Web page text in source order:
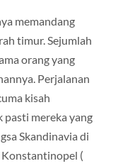
memandang
timur. Sejumlah
orang yang
Perjalanan
kisah
pasti mereka yang
Skandinavia di
(